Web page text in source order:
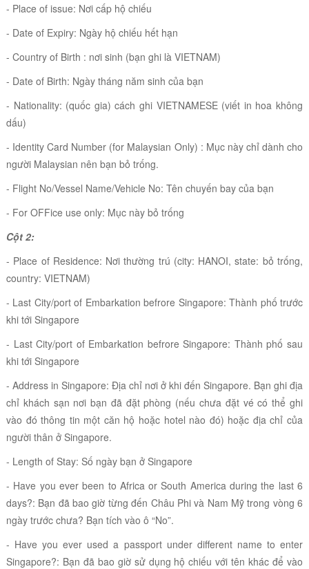
- Place of issue: Nơi cấp hộ chiếu
- Date of Expiry: Ngày hộ chiếu hết hạn
- Country of Birth : nơi sinh (bạn ghi là VIETNAM)
- Date of Birth: Ngày tháng năm sinh của bạn
- Nationality: (quốc gia) cách ghi VIETNAMESE (viết in hoa không
dấu)
- Identity Card Number (for Malaysian Only) : Mục này chỉ dành cho
người Malaysian nên bạn bỏ trống.
- Flight No/Vessel Name/Vehicle No: Tên chuyến bay của bạn
- For OFFice use only: Mục này bỏ trống
Cột 2:
- Place of Residence: Nơi thường trú (city: HANOI, state: bỏ trống,
country: VIETNAM)
- Last City/port of Embarkation befrore Singapore: Thành phố trước
khi tới Singapore
- Last City/port of Embarkation befrore Singapore: Thành phố sau
khi tới Singapore
- Address in Singapore: Địa chỉ nơi ở khi đến Singapore. Bạn ghi địa
chỉ khách sạn nơi bạn đã đặt phòng (nếu chưa đặt vé có thể ghi
vào đó thông tin một căn hộ hoặc hotel nào đó) hoặc địa chỉ của
người thân ở Singapore.
- Length of Stay: Số ngày bạn ở Singapore
- Have you ever been to Africa or South America during the last 6
days?: Bạn đã bao giờ từng đến Châu Phi và Nam Mỹ trong vòng 6
ngày trước chưa? Bạn tích vào ô “No”.
- Have you ever used a passport under different name to enter
Singapore?: Bạn đã bao giờ sử dụng hộ chiếu với tên khác để vào